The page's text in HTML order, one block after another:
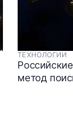
ТЕХНОЛОГИИ
метод